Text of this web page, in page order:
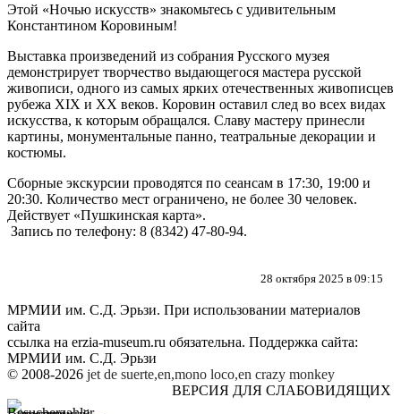
Этой «Ночью искусств» знакомьтесь с удивительным
Константином Коровиным!
Выставка произведений из собрания Русского музея
демонстрирует творчество выдающегося мастера русской
живописи, одного из самых ярких отечественных живописцев
рубежа XIX и ХХ веков. Коровин оставил след во всех видах
искусства, к которым обращался. Славу мастеру принесли
картины, монументальные панно, театральные декорации и
костюмы.
Сборные экскурсии проводятся по сеансам в 17:30, 19:00 и
20:30. Количество мест ограничено, не более 30 человек.
Действует «Пушкинская карта».
Запись по телефону: 8 (8342) 47-80-94.
28 октября 2025 в 09:15
МРМИИ им. С.Д. Эрьзи. При использовании материалов
сайта
ссылка на erzia-museum.ru обязательна. Поддержка сайта:
МРМИИ им. С.Д. Эрьзи
© 2008-2026 jet de suerte,en,mono loco,en crazy monkey
ВЕРСИЯ ДЛЯ СЛАБОВИДЯЩИХ